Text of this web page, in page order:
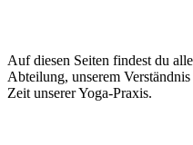
Auf diesen Seiten findest du
Abteilung, unserem
Zeit unserer Yoga-Praxis.